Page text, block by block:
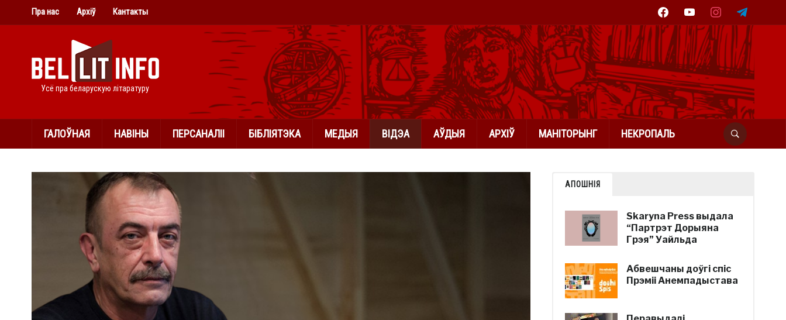
facebookyoutube instagramtelegram
Пра нас Архіў Кантакты
Усё пра беларускую літаратуру
ГАЛОЎНАЯ НАВІНЫ ПЕРСАНАЛІІ БІБЛІЯТЭКА МЕДЫЯ ВІДЭА АЎДЫЯ АРХІЎ МАНІТОРЫНГ НЕКРОПАЛЬ
АПОШНІЯ
Skaryna Press выдала
“Партрэт Дорыяна
Грэя” Уайльда
Абвешчаны доўгі спіс
Прэміі Анемпадыстава